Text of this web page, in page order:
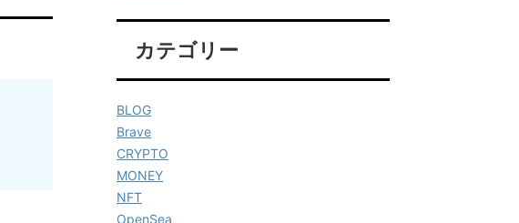
カテゴリー
BLOG
Brave
CRYPTO
MONEY
NFT
OpenSea